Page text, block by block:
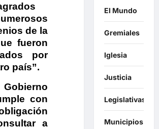
de la
fueron
por
país”.
con
a
El Mundo
Gremiales
Iglesia
Justicia
Legislativas
Municipios